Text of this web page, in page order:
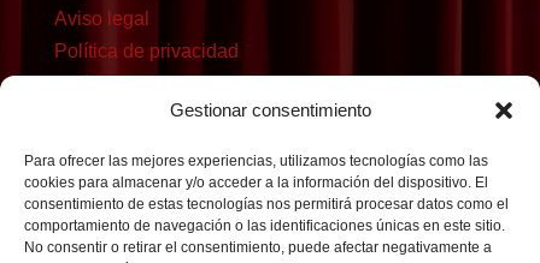
Gestionar consentimiento
Para ofrecer las mejores experiencias, utilizamos tecnologías como las
cookies para almacenar y/o acceder a la información del dispositivo. El
consentimiento de estas tecnologías nos permitirá procesar datos como el
comportamiento de navegación o las identificaciones únicas en este sitio.
No consentir o retirar el consentimiento, puede afectar negativamente a
Aviso legal
Política de privacidad